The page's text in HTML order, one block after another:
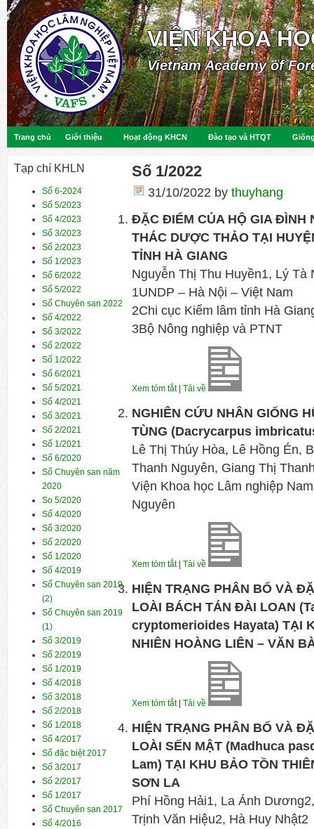
VIỆN KHOA
Vietnam Academy of
Trang chủ Giới thiệu Hoạt động KHCN Đào tạo và HTQT
Tạp chí KHLN
Số 6-2024
Số 5/2023
Số 4/2023
Số 3/2023
Số 2/2023
Số 1/2023
Số 6/2022
Số 5/2022
Số Chuyên san 2022
Số 4/2022
Số 3/2022
Số 2/2022
Số 1/2022
Số 6/2021
Số 5/2021
Số 4/2021
Số 3/2021
Số 2/2021
Số 1/2021
Số 6/2020
Số Chuyên san năm
2020
So 5/2020
Số 4/2020
Số 3/2020
Số 2/2020
Số 1/2020
Số 4/2019
Số Chuyên san 2019
(2)
Số Chuyên san 2019
(1)
Số 3/2019
Số 2/2019
Số 1/2019
Số 4/2018
Số 3/2018
Số 2/2018
Số 1/2018
Số 4/2017
Số đặc biệt 2017
Số 3/2017
Số 2/2017
Số 1/2017
Số Chuyên san 2017
Số 4/2016
Số 1/2022
31/10/2022 by thuyhang
ĐẶC ĐIỂM CỦA HỘ GIA ĐÌNH
THÁC DƯỢC THẢO TẠI
TỈNH HÀ GIANG
Nguyễn Thị Thu Huyền1, Lý Tà
1UNDP – Hà Nội – Việt Nam
2Chi cục Kiểm lâm tỉnh Hà
3Bộ Nông nghiệp và PTNT
Xem tóm tắt| Tải về
NGHIÊN CỨU NHÂN GIỐNG
TÙNG (Dacrycarpus
Lê Thị Thúy Hòa, Lê Hồng Én,
Thanh Nguyên, Giang Thị
Viện Khoa học Lâm nghiệp
Nguyên
Xem tóm tắt| Tải về
HIỆN TRẠNG PHÂN BỐ VÀ
LOÀI BÁCH TÁN ĐÀI LOAN
cryptomerioides Hayata) TẠI
NHIÊN HOÀNG LIÊN – VĂN
Xem tóm tắt| Tải về
HIỆN TRẠNG PHÂN BỐ VÀ
LOÀI SẾN MẬT (Madhuca
Lam) TẠI KHU BẢO TỒN
SƠN LA
Phí Hồng Hải1, La Ánh
Trịnh Văn Hiệu2, Hà Huy Nhật2